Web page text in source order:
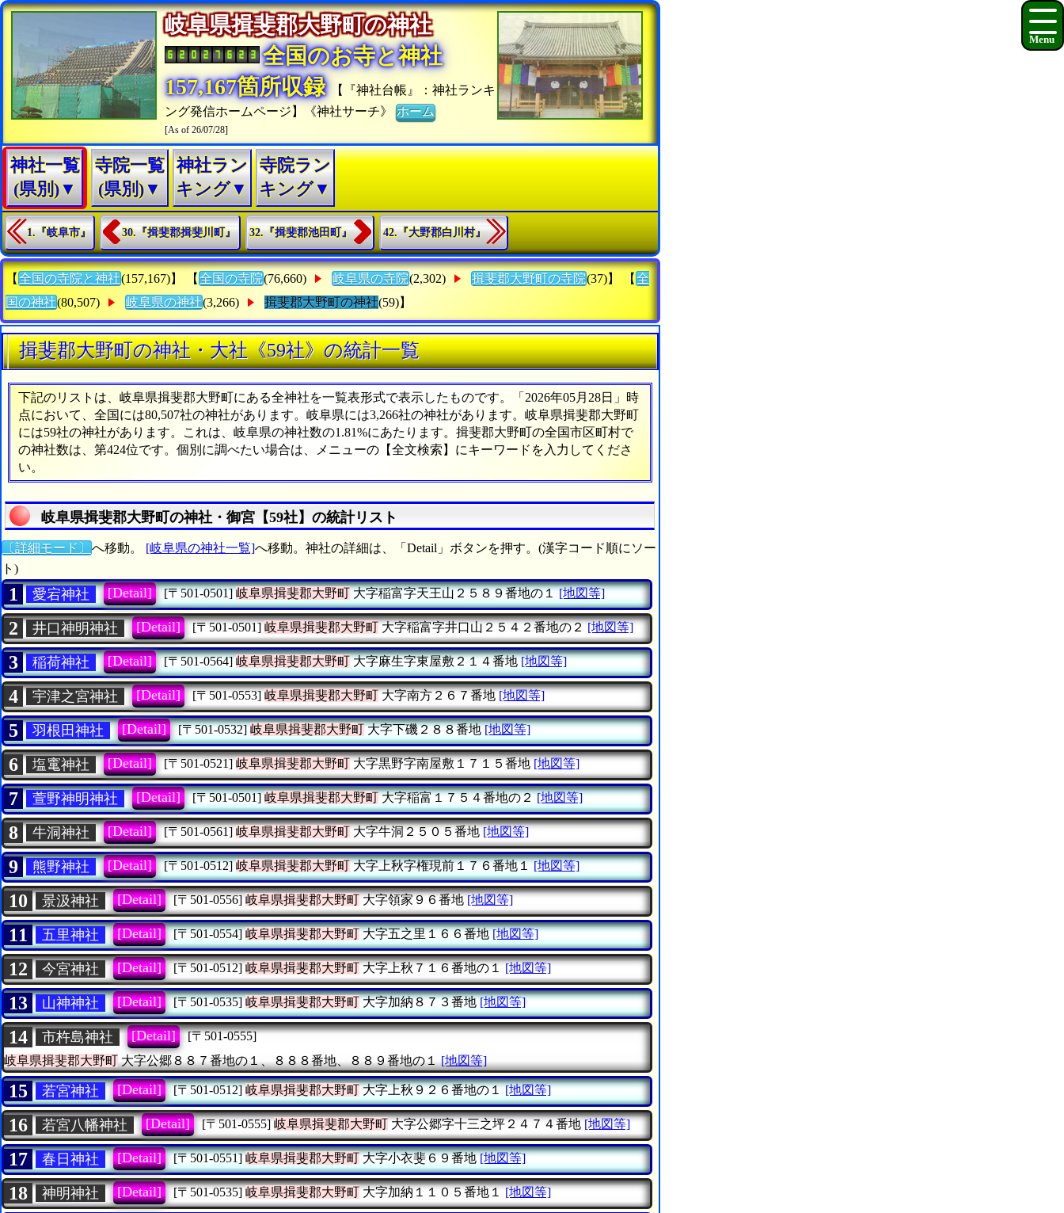
岐阜県揖斐郡大野町の神社
全国のお寺と神社
157,167箇所収録
【『神社台帳』：神社ランキ
ング発信ホームページ】《神社サーチ》ホーム
[As of 26/07/28]
神社一覧
(県別)▼
寺院一覧
(県別)▼
神社ラン
キング▼
寺院ラン
キング▼
1.『岐阜市』 30.『揖斐郡揖斐川町』 32.『揖斐郡池田町』 42.『大野郡白川村』
【 全国の寺院と神社(157,167)】 【 全国の寺院(76,660) 岐阜県の寺院(2,302) 揖斐郡大野町の寺院(37)】 【 全
国の神社(80,507) 岐阜県の神社(3,266) 揖斐郡大野町の神社(59)】
揖斐郡大野町の神社・大社《59社》の統計一覧
下記のリストは、岐阜県揖斐郡大野町にある全神社を一覧表形式で表示したものです。「2026年05月28日」時
点において、全国には80,507社の神社があります。岐阜県には3,266社の神社があります。岐阜県揖斐郡大野町
には59社の神社があります。これは、岐阜県の神社数の1.81%にあたります。揖斐郡大野町の全国市区町村で
の神社数は、第424位です。個別に調べたい場合は、メニューの【全文検索】にキーワードを入力してくださ
い。
岐阜県揖斐郡大野町の神社・御宮【59社】の統計リスト
〔詳細モード〕 へ移動。 [岐阜県の神社一覧]へ移動。神社の詳細は、「Detail」ボタンを押す。(漢字コード順にソー
ト)
1 愛宕神社 [Detail] [〒501-0501] 岐阜県揖斐郡大野町大字稲富字天王山２５８９番地の１ [地図等]
2 井口神明神社 [Detail] [〒501-0501] 岐阜県揖斐郡大野町大字稲富字井口山２５４２番地の２ [地図等]
3 稲荷神社 [Detail] [〒501-0564] 岐阜県揖斐郡大野町大字麻生字東屋敷２１４番地 [地図等]
4 宇津之宮神社 [Detail] [〒501-0553] 岐阜県揖斐郡大野町大字南方２６７番地 [地図等]
5 羽根田神社 [Detail] [〒501-0532] 岐阜県揖斐郡大野町大字下磯２８８番地 [地図等]
6 塩竃神社 [Detail] [〒501-0521] 岐阜県揖斐郡大野町大字黒野字南屋敷１７１５番地 [地図等]
7 萱野神明神社 [Detail] [〒501-0501] 岐阜県揖斐郡大野町大字稲富１７５４番地の２ [地図等]
8 牛洞神社 [Detail] [〒501-0561] 岐阜県揖斐郡大野町大字牛洞２５０５番地 [地図等]
9 熊野神社 [Detail] [〒501-0512] 岐阜県揖斐郡大野町大字上秋字権現前１７６番地１ [地図等]
10 景汲神社 [Detail] [〒501-0556] 岐阜県揖斐郡大野町大字領家９６番地 [地図等]
11 五里神社 [Detail] [〒501-0554] 岐阜県揖斐郡大野町大字五之里１６６番地 [地図等]
12 今宮神社 [Detail] [〒501-0512] 岐阜県揖斐郡大野町大字上秋７１６番地の１ [地図等]
13 山神神社 [Detail] [〒501-0535] 岐阜県揖斐郡大野町大字加納８７３番地 [地図等]
14 市杵島神社 [Detail]
[〒501-0555]
岐阜県揖斐郡大野町 大字公郷８８７番地の１、８８８番地、８８９番地の１ [地図等]
15 若宮神社 [Detail] [〒501-0512] 岐阜県揖斐郡大野町大字上秋９２６番地の１ [地図等]
16 若宮八幡神社 [Detail] [〒501-0555] 岐阜県揖斐郡大野町大字公郷字十三之坪２４７４番地 [地図等]
17 春日神社 [Detail] [〒501-0551] 岐阜県揖斐郡大野町大字小衣斐６９番地 [地図等]
18 神明神社 [Detail] [〒501-0535] 岐阜県揖斐郡大野町大字加納１１０５番地１ [地図等]